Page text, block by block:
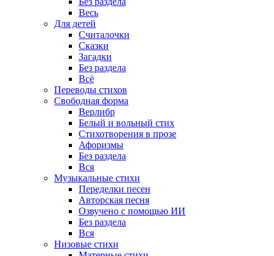
Весь
Для детей
Считалочки
Сказки
Загадки
Без раздела
Всё
Переводы стихов
Свободная форма
Верлибр
Белый и вольный стих
Стихотворения в прозе
Афоризмы
Без раздела
Вся
Музыкальные стихи
Переделки песен
Авторская песня
Озвучено с помощью ИИ
Без раздела
Вся
Низовые стихи